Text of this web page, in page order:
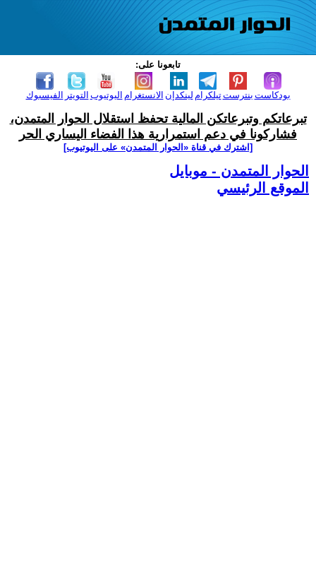
تابعونا على:
الفيسبوك التويتر اليوتيوب الانستغرام لينكدإن تيلكرامبنترست بودكاست
تبرعاتكم وتبرعاتكن المالية تحفظ استقلال الحوار المتمدن،
فشاركونا في دعم استمرارية هذا الفضاء اليساري الحر
[اشترك في قناة ‫«الحوار المتمدن» على اليوتيوب]
الحوار المتمدن - موبايل
الموقع الرئيسي